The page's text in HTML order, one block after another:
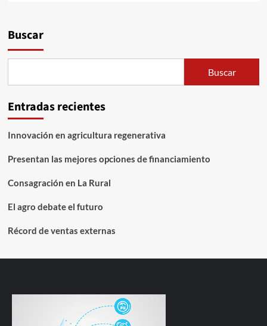
Buscar
Buscar
Entradas recientes
Innovación en agricultura regenerativa
Presentan las mejores opciones de financiamiento
Consagración en La Rural
El agro debate el futuro
Récord de ventas externas